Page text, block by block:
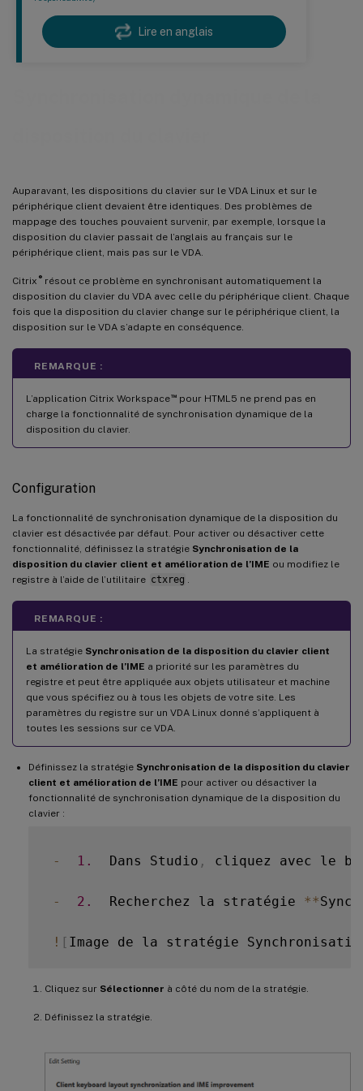
Lire en anglais
Auparavant, les dispositions du clavier sur le VDA Linux et sur le
périphérique client devaient être identiques. Des problèmes de
mappage des touches pouvaient survenir, par exemple, lorsque la
disposition du clavier passait de l’anglais au français sur le
périphérique client, mais pas sur le VDA.
Citrix ®résout ce problème en synchronisant automatiquement la
disposition du clavier du VDA avec celle du périphérique client. Chaque
fois que la disposition du clavier change sur le périphérique client, la
disposition sur le VDA s’adapte en conséquence.
REMARQUE :
L’application Citrix Workspace™pour HTML5 ne prend pas en
charge la fonctionnalité de synchronisation dynamique de la
disposition du clavier.
Configuration
La fonctionnalité de synchronisation dynamique de la disposition du
clavier est désactivée par défaut. Pour activer ou désactiver cette
fonctionnalité, définissez la stratégie Synchronisation de la
disposition du clavier client et amélioration de l’IME ou modifiez le
registre à l’aide de l’utilitaire ctxreg
REMARQUE :
La stratégie Synchronisation de la disposition du clavier client
et amélioration de l’IME a priorité sur les paramètres du
registre et peut être appliquée aux objets utilisateur et machine
que vous spécifiez ou à tous les objets de votre site. Les
paramètres du registre sur un VDA Linux donné s’appliquent à
toutes les sessions sur ce VDA.
Définissez la stratégie Synchronisation de la disposition du clavier
client et amélioration de l’IME pour activer ou désactiver la
fonctionnalité de synchronisation dynamique de la disposition du
clavier :
- 1.
  Dans Studio
, cliquez avec le
- 2.
  Recherchez la stratégie
**
! [ Image de la stratégie
Cliquez sur Sélectionner à côté du nom de la stratégie.
Définissez la stratégie.